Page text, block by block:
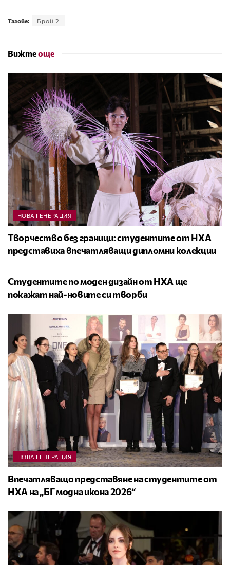
Тагове: Брой 2
Вижтеоще
НОВА ГЕНЕРАЦИЯ
Творчество без граници: студентите от НХА
представиха впечатляващи дипломни колекции
Студентите по моден дизайн от НХА ще
покажат най-новите си творби
НОВА ГЕНЕРАЦИЯ
Впечатляващо представяне на студентите от
НХА на „БГ модна икона 2026“